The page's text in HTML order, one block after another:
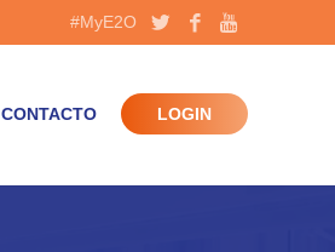
#MyE2O
CONTACTO LOGIN